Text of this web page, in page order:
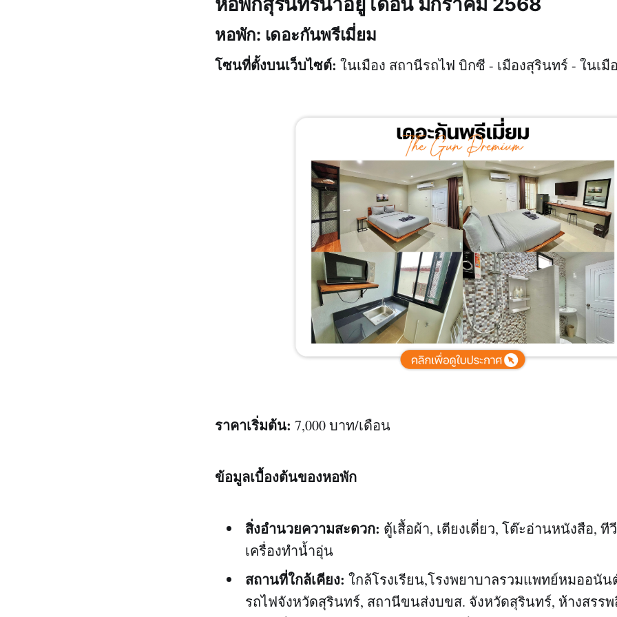
หอพัก: เดอะกันพรีเมี่ยม
โซนที่ตั้งบนเว็บไซต์: ในเมือง สถานีรถไฟ บิกซี - เมืองสุรินทร์ - ในเมื
ราคาเริ่มต้น: 7,000 บาท/เดือน
ข้อมูลเบื้องต้นของหอพัก
สิ่งอำนวยความสะดวก: ตู้เสื้อผ้า, เตียงเดี่ยว, โต๊ะอ่านหนังสือ, ที
เครื่องทำน้ำอุ่น
สถานที่ใกล้เคียง: ใกล้โรงเรียน,โรงพยาบาลรวมแพทย์หมออนั
รถไฟจังหวัดสุรินทร์, สถานีขนส่งบขส. จังหวัดสุรินทร์, ห้างสรร